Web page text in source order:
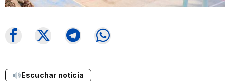
Escuchar noticia